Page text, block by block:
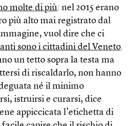
molte di più: nel 2015 erano
più alto mai registrato dal
vuol dire che ci
sono i cittadini del Veneto.
un tetto sopra la testa ma
di riscaldarlo, non hanno
né il minimo
istruirsi e curarsi, dice
appiccicata l’etichetta di